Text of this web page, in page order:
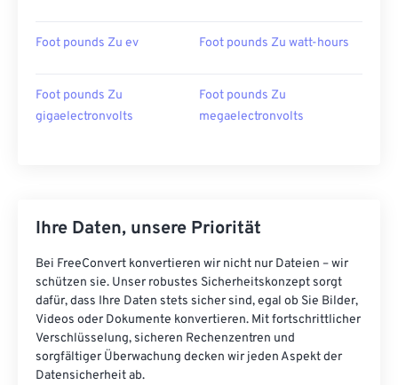
Foot pounds Zu ev Foot pounds Zu watt-hours
Foot pounds Zu
gigaelectronvolts
Foot pounds Zu
megaelectronvolts
Ihre Daten, unsere Priorität
Bei FreeConvert konvertieren wir nicht nur Dateien – wir
schützen sie. Unser robustes Sicherheitskonzept sorgt
dafür, dass Ihre Daten stets sicher sind, egal ob Sie Bilder,
Videos oder Dokumente konvertieren. Mit fortschrittlicher
Verschlüsselung, sicheren Rechenzentren und
sorgfältiger Überwachung decken wir jeden Aspekt der
Datensicherheit ab.